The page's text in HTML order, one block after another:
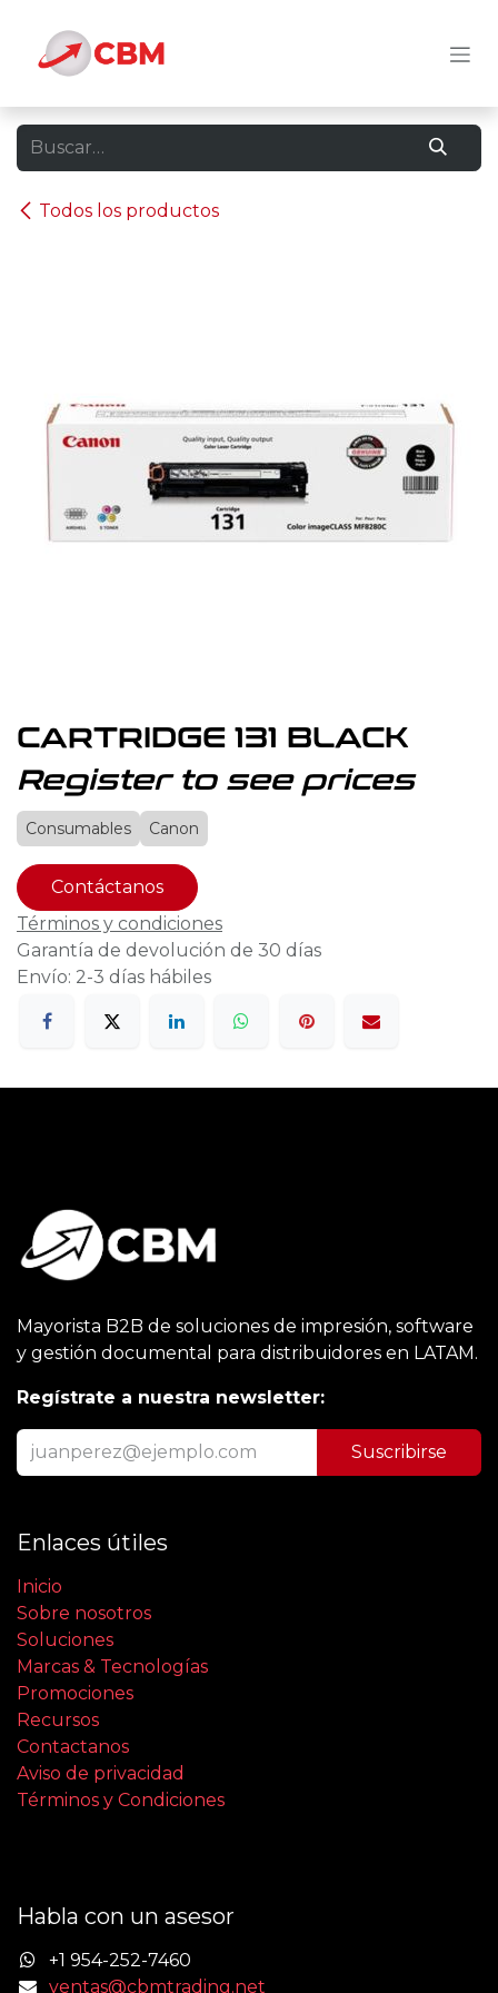
Todos los productos
CARTRIDGE 131 BLACK
Register to see prices
Consumables Canon
Contáctanos
Términos y condiciones
Garantía de devolución de 30 días
Envío: 2-3 días hábiles
Mayorista B2B de soluciones de impresión, software
y gestión documental para distribuidores en LATAM.
Regístrate a nuestra newsletter:
Suscribirse
Enlaces útiles
Inicio
Sobre nosotros
Soluciones
Marcas & Tecnologías
Promociones
Recursos
Contactanos
Aviso de privacidad
Términos y Condiciones
Habla con un asesor
+1 954-252-7460
ventas@cbmtrading.net